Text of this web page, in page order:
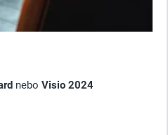
nebo Visio 2024